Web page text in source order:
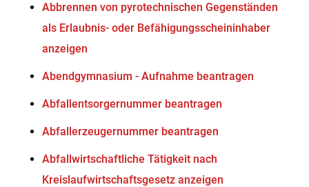
Abbrennen von pyrotechnischen Gegenständen
als Erlaubnis- oder Befähigungsscheininhaber
anzeigen
Abendgymnasium - Aufnahme beantragen
Abfallentsorgernummer beantragen
Abfallerzeugernummer beantragen
Abfallwirtschaftliche Tätigkeit nach
Kreislaufwirtschaftsgesetz anzeigen